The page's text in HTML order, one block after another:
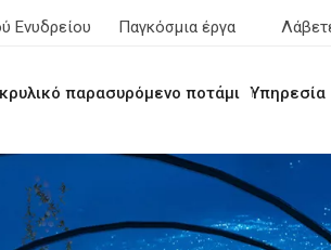
Ενυδρείου Παγκόσμια έργα
παρασυρόμενο ποτάμι Υπηρεσία